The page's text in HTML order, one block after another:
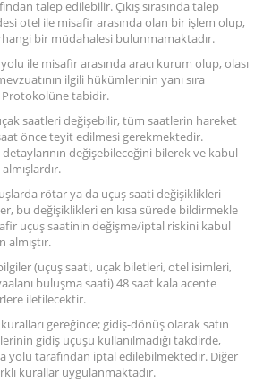
talep edilebilir. Çıkış sırasında talep
otel ile misafir arasında olan bir işlem olup,
bir müdahalesi bulunmamaktadır.
ile misafir arasında aracı kurum olup, olası
ilgili hükümlerinin yanı sıra
Protokolüne tabidir.
saatleri değişebilir, tüm saatlerin hareket
önce teyit edilmesi gerekmektedir.
detaylarının değişebileceğini bilerek ve kabul
rötar ya da uçuş saati değişiklikleri
bu değişiklikleri en kısa sürede bildirmekle
uçuş saatinin değişme/iptal riskini kabul
almıştır.
(uçuş saati, uçak biletleri, otel isimleri,
buluşma saati) 48 saat kala acente
iletilecektir.
gereğince; gidiş-dönüş olarak satın
gidiş uçuşu kullanılmadığı takdirde,
yolu tarafından iptal edilebilmektedir. Diğer
kurallar uygulanmaktadır.